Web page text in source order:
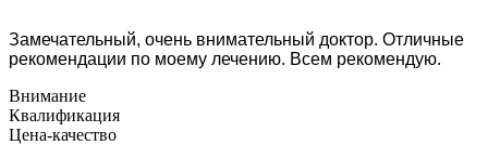
Замечательный, очень внимательный доктор. Отличные
рекомендации по моему лечению. Всем рекомендую.
Внимание
Квалификация
Цена-качество